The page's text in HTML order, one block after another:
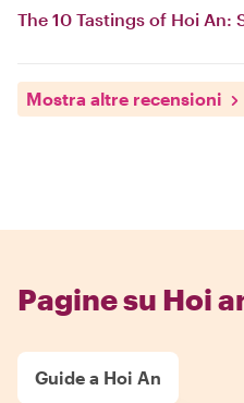
The 10 Tastings of Hoi An:
Mostra altre recensioni
Pagine su Hoi
Guide a Hoi An